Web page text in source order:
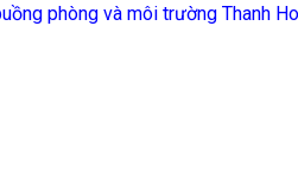
phòng và môi trường Thanh